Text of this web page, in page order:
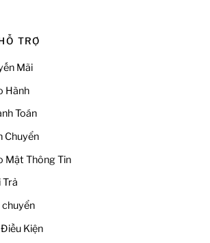
TRỢ
Mãi
Hành
Toán
Chuyển
Mật Thông Tin
Trả
chuyển
Kiện